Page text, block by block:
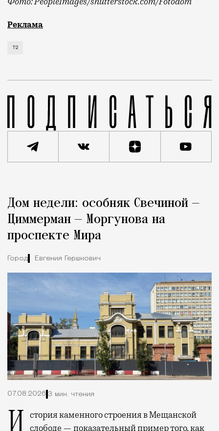
Мобильный оператор Т2 изучил модели интернет-
Реклама
Т2
Город
Дом недели: особняк Свечиной —
Циммерман — Моргунова на
проспекте Мира
Город Евгения Гершкович
07.08.2026 3 мин. чтения
История каменного строения в Мещанской слободе — показательный пример того, как